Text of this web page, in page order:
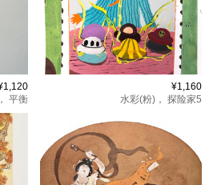
平衡
¥1,160
水彩(粉)， 探险家5